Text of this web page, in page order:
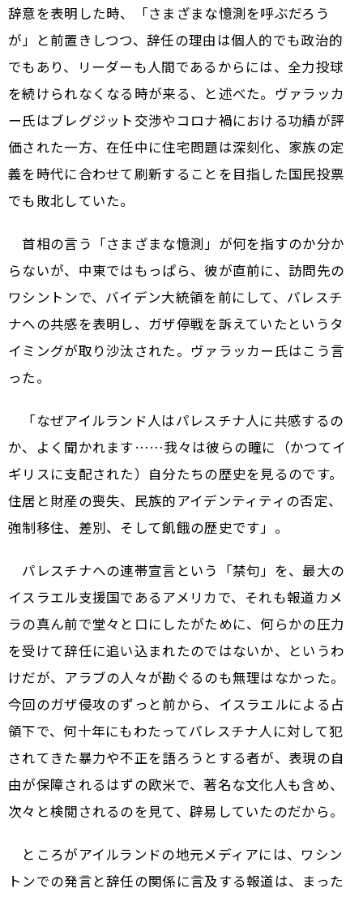
辞意を表明した時、「さまざまな憶測を呼ぶだろう
が」と前置きしつつ、辞任の理由は個人的でも政治的
でもあり、リーダーも人間であるからには、全力投球
を続けられなくなる時が来る、と述べた。ヴァラッカ
ー氏はブレグジット交渉やコロナ禍における功績が評
価された一方、在任中に住宅問題は深刻化、家族の定
義を時代に合わせて刷新することを目指した国民投票
でも敗北していた。
首相の言う「さまざまな憶測」が何を指すのか分か
らないが、中東ではもっぱら、彼が直前に、訪問先の
ワシントンで、バイデン大統領を前にして、パレスチ
ナへの共感を表明し、ガザ停戦を訴えていたというタ
イミングが取り沙汰された。ヴァラッカー氏はこう言
った。
「なぜアイルランド人はパレスチナ人に共感するの
か、よく聞かれます……我々は彼らの瞳に（かつてイ
ギリスに支配された）自分たちの歴史を見るのです。
住居と財産の喪失、民族的アイデンティティの否定、
強制移住、差別、そして飢餓の歴史です」。
パレスチナへの連帯宣言という「禁句」を、最大の
イスラエル支援国であるアメリカで、それも報道カメ
ラの真ん前で堂々と口にしたがために、何らかの圧力
を受けて辞任に追い込まれたのではないか、というわ
けだが、アラブの人々が勘ぐるのも無理はなかった。
今回のガザ侵攻のずっと前から、イスラエルによる占
領下で、何十年にもわたってパレスチナ人に対して犯
されてきた暴力や不正を語ろうとする者が、表現の自
由が保障されるはずの欧米で、著名な文化人も含め、
次々と検閲されるのを見て、辟易していたのだから。
ところがアイルランドの地元メディアには、ワシン
トンでの発言と辞任の関係に言及する報道は、まった